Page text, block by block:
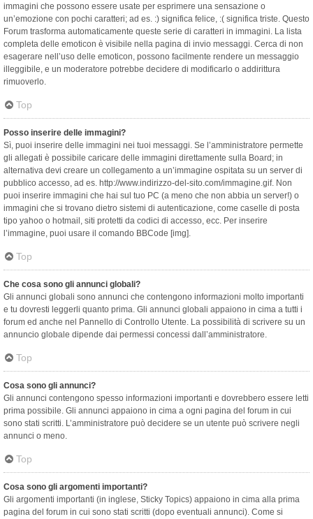
immagini che possono essere usate per esprimere una sensazione o
un’emozione con pochi caratteri; ad es. :) significa felice, :( significa triste. Questo
Forum trasforma automaticamente queste serie di caratteri in immagini. La lista
completa delle emoticon è visibile nella pagina di invio messaggi. Cerca di non
esagerare nell’uso delle emoticon, possono facilmente rendere un messaggio
illeggibile, e un moderatore potrebbe decidere di modificarlo o addirittura
rimuoverlo.
Top
Posso inserire delle immagini?
Sì, puoi inserire delle immagini nei tuoi messaggi. Se l’amministratore permette
gli allegati è possibile caricare delle immagini direttamente sulla Board; in
alternativa devi creare un collegamento a un’immagine ospitata su un server di
pubblico accesso, ad es. http://www.indirizzo-del-sito.com/immagine.gif. Non
puoi inserire immagini che hai sul tuo PC (a meno che non abbia un server!) o
immagini che si trovano dietro sistemi di autenticazione, come caselle di posta
tipo yahoo o hotmail, siti protetti da codici di accesso, ecc. Per inserire
l’immagine, puoi usare il comando BBCode [img].
Top
Che cosa sono gli annunci globali?
Gli annunci globali sono annunci che contengono informazioni molto importanti
e tu dovresti leggerli quanto prima. Gli annunci globali appaiono in cima a tutti i
forum ed anche nel Pannello di Controllo Utente. La possibilità di scrivere su un
annuncio globale dipende dai permessi concessi dall’amministratore.
Top
Cosa sono gli annunci?
Gli annunci contengono spesso informazioni importanti e dovrebbero essere letti
prima possibile. Gli annunci appaiono in cima a ogni pagina del forum in cui
sono stati scritti. L’amministratore può decidere se un utente può scrivere negli
annunci o meno.
Top
Cosa sono gli argomenti importanti?
Gli argomenti importanti (in inglese, Sticky Topics) appaiono in cima alla prima
pagina del forum in cui sono stati scritti (dopo eventuali annunci). Come si